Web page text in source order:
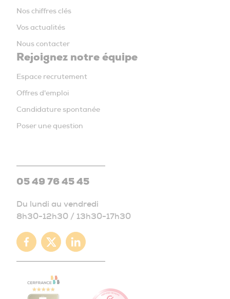
Nos chiffres clés
Vos actualités
Nous contacter
Rejoignez notre équipe
Espace recrutement
Offres d'emploi
Candidature spontanée
Poser une question
05 49 76 45 45
Du lundi au vendredi
8h30-12h30 / 13h30-17h30
Facebook
TwitterLinkedin